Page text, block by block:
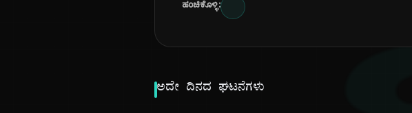
ಹಂಚಿಕೊಳ್ಳಿ:
ಅದೇ ದಿನದ ಘಟನೆಗಳು